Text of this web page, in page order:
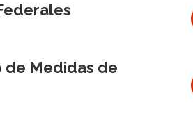
de Medidas de